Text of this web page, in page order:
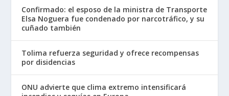
Confirmado: el esposo de la ministra de Transporte
Elsa Noguera fue condenado por narcotráfico, y su
cuñado también
Tolima refuerza seguridad y ofrece recompensas
por disidencias
ONU advierte que clima extremo intensificará